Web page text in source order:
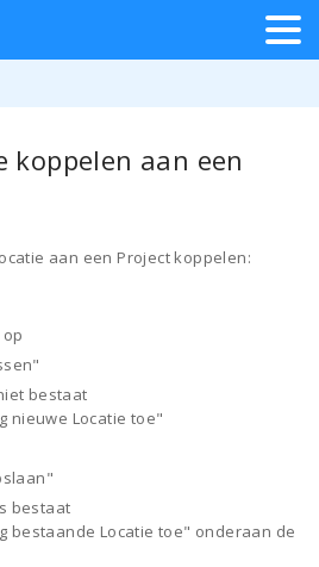
Trace
koppelen aan een
aan een Project koppelen:
bestaat
nieuwe Locatie toe"
bestaat
bestaande Locatie toe" onderaan de